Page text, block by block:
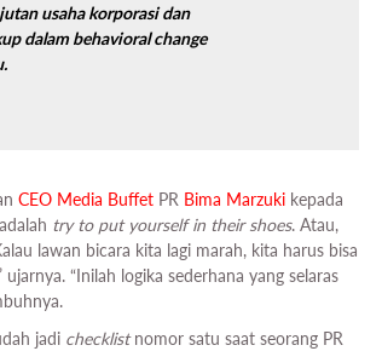
usaha korporasi dan
dalambehavioral change
CEO Media Buffet PR Bima Marzuki kepada
try to put yourself in their shoes. Atau,
lawan bicara kita lagi marah, kita harus bisa
ujarnya. “Inilah logika sederhana yang selaras
jadi checklistnomor satu saat seorang PR